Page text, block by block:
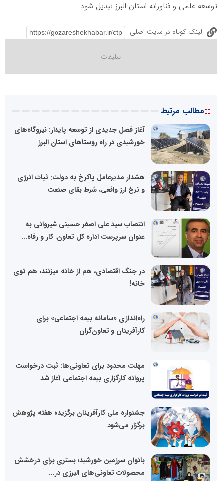
توسعه علمی و فناورانه استان البرز تبدیل شود.
لینک کوتاه در سایت اصلی
::مطالب مرتبط
آغاز فصل جدیدی از توسعه پایدار: نیروگاه‌های
خورشیدی در راه روستاهای استان البرز
هشدار مدیرعامل پاکرخ به دولت: ثبات انرژی
و نرخ ارز واقعی، شرط بقای صنعت
انتصاب سید علی اصغر حسینی شیروانی به
عنوان سرپرست اداره کل تعاون، کار و رفاه...
در جنگ اقتصادی، هم از خانه میزنند، هم توی
خانه!
راه‌اندازی «سامانه بیمه اجتماعی» برای
کارآفرینان و تعاون‌گران
مهلت محدود برای تعاونی‌ها: ثبت درخواست
پروانه کارگزاری بیمه اجتماعی آغاز شد
جشنواره ملی کارآفرینان برگزیده هفته پژوهش
برگزار می‌شود
بانوان سرزمین خورشید؛ بستری برای درخشش
محصولات تعاونی‌های البرزی در...